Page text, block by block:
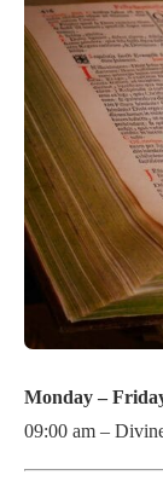
Monday –
09:00 am –